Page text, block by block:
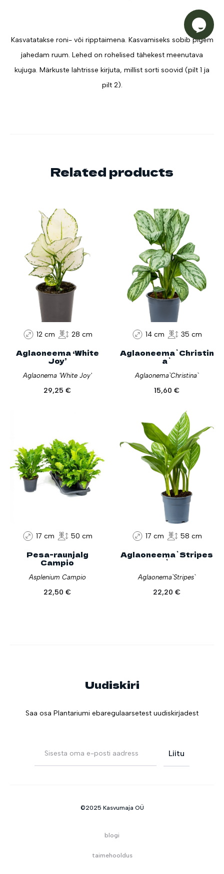
Kasvatatakse roni- või ripptaimena. Kasvamiseks sobib pigem
jahedam ruum. Lehed on rohelised tähekest meenutava
kujuga. Märkuste lahtrisse kirjuta, millist sorti soovid (pilt 1 ja
pilt 2).
Related products
12 cm 28 cm
Aglaoneema ‘White
Joy’
Aglaonema 'White Joy'
29,25 €
14 cm 35 cm
Aglaoneema`Christin
a`
Aglaonema`Christina`
15,60 €
17 cm 50 cm
Pesa-raunjalg
Campio
Asplenium Campio
22,50 €
17 cm 58 cm
Aglaoneema`Stripes
`
Aglaonema`Stripes`
22,20 €
Uudiskiri
Saa osa Plantariumi ebaregulaarsetest uudiskirjadest
©2025 Kasvumaja OÜ
blogi
taimehooldus